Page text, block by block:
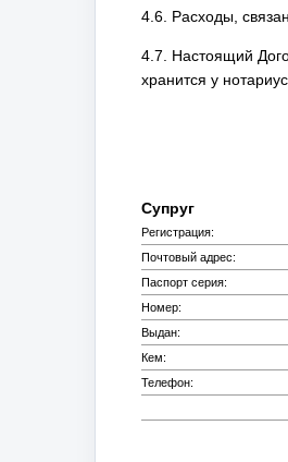
4.6. Расходы,
4.7. Настоящий
хранится у
Супруг
Регистрация:
Почтовый адрес:
Паспорт серия:
Номер:
Выдан:
Кем:
Телефон: